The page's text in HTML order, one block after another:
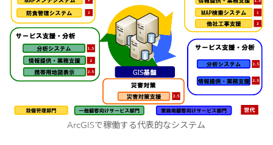
ArcGISで稼働する代表的なシステム